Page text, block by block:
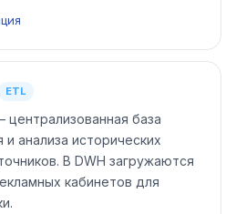
ETL
база
анализа исторических
В DWH загружаются
кабинетов для